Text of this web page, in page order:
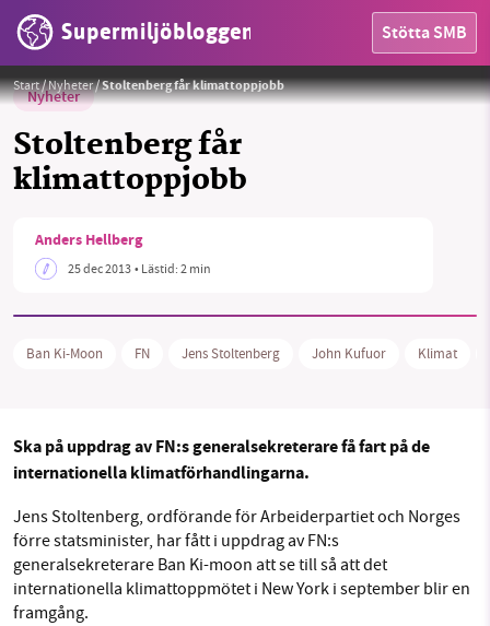
Supermiljöbloggen Stötta SMB
OMRÅDEN
MILJÖFAKTA
Sök Sparade inlägg Tipsa oss
Facebook Instagram BlueSky
Threads LinkedIn
Start/Nyheter/Stoltenberg får klimattoppjobb
Nyheter
Stoltenberg får
klimattoppjobb
Anders Hellberg
25 dec 2013• Lästid:2 min
Ban Ki-Moon FN Jens Stoltenberg John Kufuor Klimat
Ska på uppdrag av FN:s generalsekreterare få fart på de
internationella klimatförhandlingarna.
Jens Stoltenberg, ordförande för Arbeiderpartiet och Norges
förre statsminister, har fått i uppdrag av FN:s
generalsekreterare Ban Ki-moon att se till så att det
internationella klimattoppmötet i New York i september blir en
framgång.
SMB kämpar för en hållbar framtid. Sedan
starten 2010 har vår ideella redaktion drivit